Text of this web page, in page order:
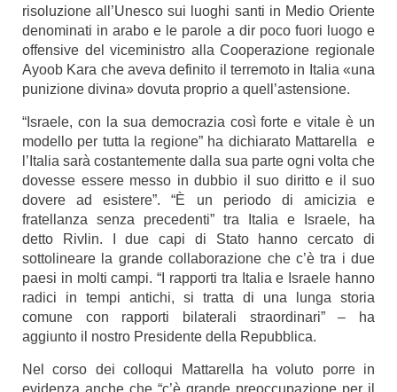
risoluzione all’Unesco sui luoghi santi in Medio Oriente
denominati in arabo e le parole a dir poco fuori luogo e
offensive del viceministro alla Cooperazione regionale
Ayoob Kara che aveva definito il terremoto in Italia «una
punizione divina» dovuta proprio a quell’astensione.
“Israele, con la sua democrazia così forte e vitale è un
modello per tutta la regione” ha dichiarato Mattarella e
l’Italia sarà costantemente dalla sua parte ogni volta che
dovesse essere messo in dubbio il suo diritto e il suo
dovere ad esistere”. “È un periodo di amicizia e
fratellanza senza precedenti” tra Italia e Israele, ha
detto Rivlin. I due capi di Stato hanno cercato di
sottolineare la grande collaborazione che c’è tra i due
paesi in molti campi. “I rapporti tra Italia e Israele hanno
radici in tempi antichi, si tratta di una lunga storia
comune con rapporti bilaterali straordinari” – ha
aggiunto il nostro Presidente della Repubblica.
Nel corso dei colloqui Mattarella ha voluto porre in
evidenza anche che “c’è grande preoccupazione per il